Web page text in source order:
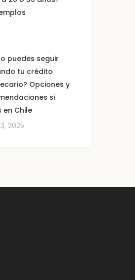
puedes seguir
tu crédito
Opciones y
si
en Chile
2025